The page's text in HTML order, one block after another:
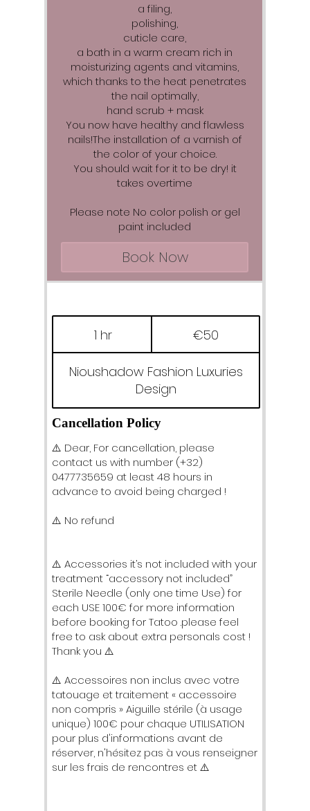
1 hr1
h
€50
Nioushadow Fashion Luxuries
Design
Cancellation Policy
⚠️ Dear, For cancellation, please
contact us with number (+32)
0477735659 at least 48 hours in
advance to avoid being charged !
⚠️ No refund
⚠️ Accessories it’s not included with your
treatment “accessory not included”
Sterile Needle (only one time Use) for
each USE 100€ for more information
before booking for Tatoo .please feel
free to ask about extra personals cost !
Thank you ⚠️
⚠️ Accessoires non inclus avec votre
tatouage et traitement « accessoire
non compris » Aiguille stérile (à usage
unique) 100€ pour chaque UTILISATION
pour plus d'informations avant de
réserver, n'hésitez pas à vous renseigner
sur les frais de rencontres et ⚠️
a filing,
polishing,
cuticle care,
a bath in a warm cream rich in
moisturizing agents and vitamins,
which thanks to the heat penetrates
the nail optimally,
hand scrub + mask
You now have healthy and flawless
nails!The installation of a varnish of
the color of your choice.
You should wait for it to be dry! it
takes overtime
Please note No color polish or gel
paint included
Book Now